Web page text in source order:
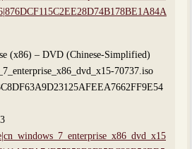
(x86) – DVD (Chinese-Simplified)
70737.iso